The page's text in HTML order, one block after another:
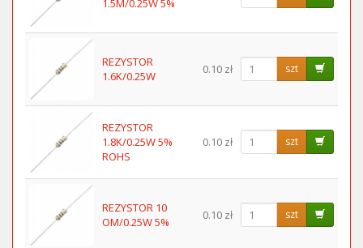
1.5M/0.25W 5%
REZYSTOR
1.6K/0.25W
0.10 zł szt
REZYSTOR
1.8K/0.25W 5%
ROHS
0.10 zł szt
REZYSTOR 10
OM/0.25W 5%
0.10 zł szt